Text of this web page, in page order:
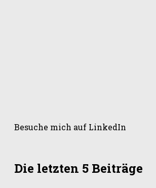
Besuche mich auf LinkedIn
Die letzten 5 Beiträge